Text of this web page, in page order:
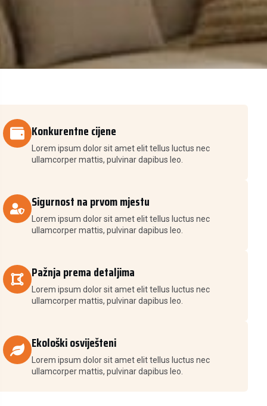
Konkurentne cijene
Lorem ipsum dolor sit amet elit tellus luctus nec
ullamcorper mattis, pulvinar dapibus leo.
Sigurnost na prvom mjestu
Lorem ipsum dolor sit amet elit tellus luctus nec
ullamcorper mattis, pulvinar dapibus leo.
Pažnja prema detaljima
Lorem ipsum dolor sit amet elit tellus luctus nec
ullamcorper mattis, pulvinar dapibus leo.
Ekološki osviješteni
Lorem ipsum dolor sit amet elit tellus luctus nec
ullamcorper mattis, pulvinar dapibus leo.